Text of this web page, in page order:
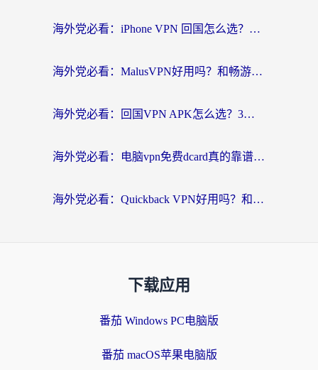
海外党必看：iPhone VPN 回国怎么选？一篇搞定无缝访问国内资源
海外党必看：MalusVPN好用吗？和畅游VPN对比哪个回国效果更好？附穿梭飞鱼神龟真实体验
海外党必看：回国VPN APK怎么选？3步教你无缝刷国内剧玩国服
海外党必看：电脑vpn免费dcard真的靠谱吗？教你选对回国加速器无缝访问国内资源
海外党必看：Quickback VPN好用吗？和小黑牛VPN对比哪个回国效果更好？附真实体验+避坑指南
下载应用
番茄 Windows PC电脑版
番茄 macOS苹果电脑版